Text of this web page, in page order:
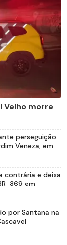
Velho morre
perseguição
Veneza, em
contrária e deixa
369 em
por Santana na